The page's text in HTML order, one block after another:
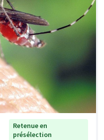
Retenue en
présélection